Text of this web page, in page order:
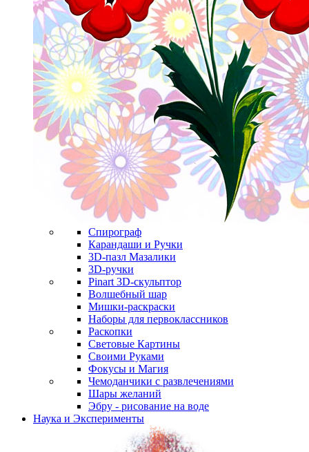
Спирограф
Карандаши и Ручки
3D-пазл Мазалики
3D-ручки
Pinart 3D-скульптор
Волшебный шар
Мишки-раскраски
Наборы для первоклассников
Раскопки
Световые Картины
Своими Руками
Фокусы и Магия
Чемоданчики с развлечениями
Шары желаний
Эбру - рисование на воде
Наука и Эксперименты